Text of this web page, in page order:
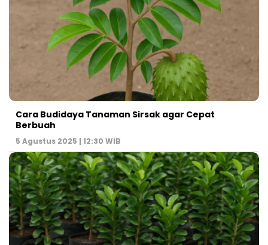
Cara Budidaya Tanaman Sirsak agar Cepat
Berbuah
5 Agustus 2025 | 12:30 WIB